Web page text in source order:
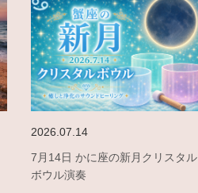
2026.07.14
7月14日 かに座の新月クリスタル
ボウル演奏